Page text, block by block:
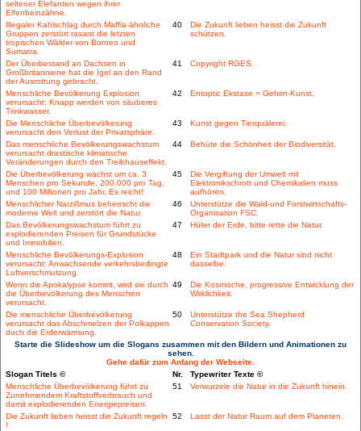
seltener Elefanten wegen ihrer
Elfenbeinzähne.
Illegaler Kahlschlag durch Maffia-ähnliche
Gruppen zerstört rasant die letzten
tropischen Wälder von Borneo und
Sumatra.
40
Die Zukunft lieben heisst die Zukunft
schützen.
Der Überbestand an Dachsen in
Großbritanniene hat die Igel an den Rand
der Ausrottung gebracht.
41 Copyright RGES.
Menschliche Bevölkerung Explosion
verursacht: Knapp werden von säuberes
Trinkwasser.
42 Entoptic Ekstase = Gehirn-Kunst.
Die Menschliche Überbevölkerung
verursacht den Verlust der Privatsphäre.
43 Kunst gegen Tierquälerei.
Das menschliche Bevölkerungswachstum
verursacht drastische klimatische
Veränderungen durch den Treibhauseffekt.
44 Behüte die Schönheit der Biodiversität.
Die Überbevölkerung wächst um ca. 3
Menschen pro Sekunde, 200.000 pro Tag,
und 100 Millionen pro Jahr. Es reicht!
45
Die Vergiftung der Umwelt mit
Elektronikschrott und Chemikalien muss
aufhören.
Menschlicher Narzißmus beherrscht die
moderne Welt und zerstört die Natur.
46
Unterstütze die Wald-und Forstwirtschafts-
Organisation FSC.
Das Bevölkerungswachstum führt zu
explodierenden Preisen für Grundstücke
und Immobilien.
47 Hüter der Erde, bitte rette die Natur.
Menschliche Bevölkerungs-Explosion
verursacht: Anwachsende verkehrsbedingte
Luftverschmutzung.
48
Ein Stadtpark und die Natur sind nicht
dasselbe.
Wenn die Apokalypse kommt, wird sie durch
die Überbevölkerung des Menschen
verursacht.
49
Die Kosmische, progressive Entwicklung der
Wirklichkeit.
Die menschliche Überbevölkerung
verursacht das Abschmelzen der Polkappen
duch die Erderwärmung.
50
Unterstütze the Sea Shepherd
Conservation Society.
Starte die Slideshow um die Slogans zusammen mit den Bildern und Animationen zu
sehen.
Gehe dafür zum Anfang der Webseite.
Slogan Titels ©
Nr.
Typewriter Texte ©
Menschliche Überbevölkerung führt zu
Zunehmendem Kraftstoffverbrauch und
damit explodierenden Energiepreisen.
51 Verwurzele die Natur in die Zukunft hinein.
Die Zukunft lieben heisst die Zukunft regeln
!
52 Lasst der Natur Raum auf dem Planeten.